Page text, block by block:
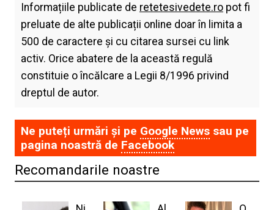
Informațiile publicate de retetesivedete.ropot fi
preluate de alte publicații online doar în limita a
500 de caractere și cu citarea sursei cu link
activ. Orice abatere de la această regulă
constituie o încălcare a Legii 8/1996 privind
dreptul de autor.
Ne puteți urmări și pe Google Newssau pe
pagina noastră de Facebook
Recomandarile noastre